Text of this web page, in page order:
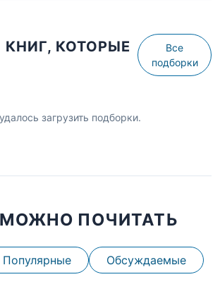
КОТОРЫЕ
Все
подборки
загрузить подборки.
ПОЧИТАТЬ
Популярные Обсуждаемые